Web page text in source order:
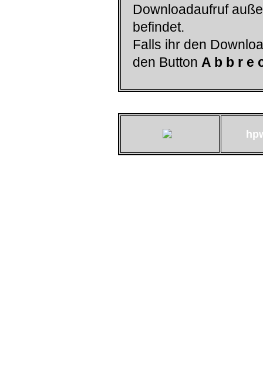
Downloadaufruf
befindet.
Falls ihr den
den Button A b b r e